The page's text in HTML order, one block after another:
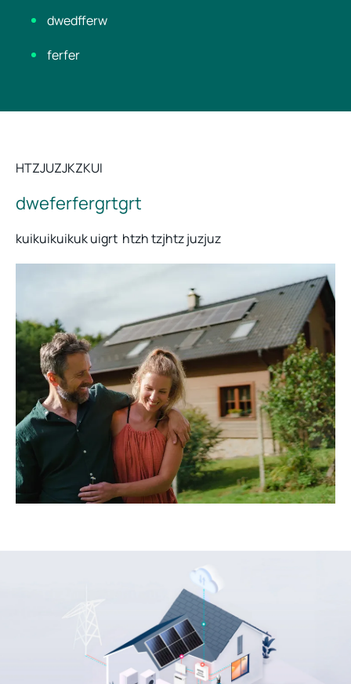
dwedfferw
ferfer
HTZJUZJKZKUI
dweferfergrtgrt
kuikuikuikuk uigrt htzh tzjhtz juzjuz